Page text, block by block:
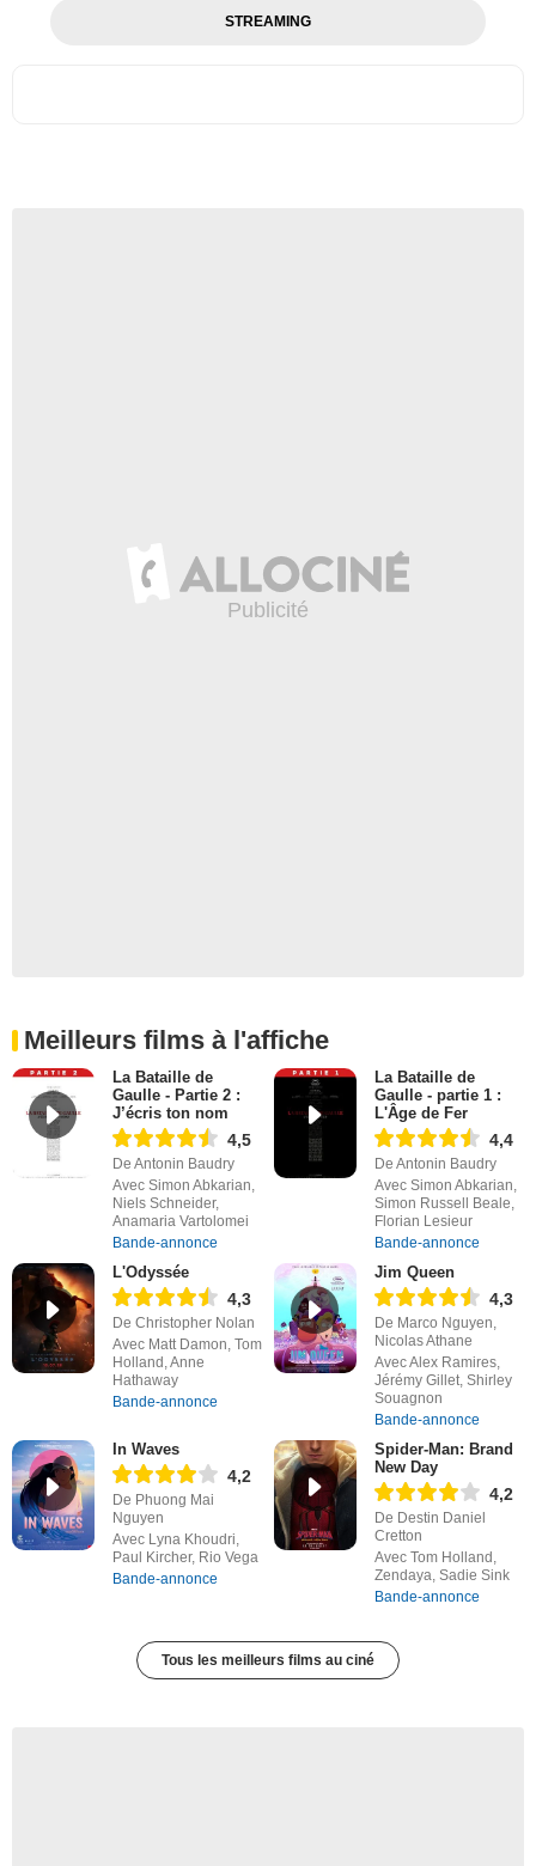
STREAMING
Meilleurs films à l'affiche
La Bataille de
Gaulle - Partie 2 :
J’écris ton nom
4,5
De Antonin Baudry
Avec Simon Abkarian,
Niels Schneider,
Anamaria Vartolomei
Bande-annonce
La Bataille de
Gaulle - partie 1 :
L'Âge de Fer
4,4
De Antonin Baudry
Avec Simon Abkarian,
Simon Russell Beale,
Florian Lesieur
Bande-annonce
L'Odyssée
4,3
De Christopher Nolan
Avec Matt Damon, Tom
Holland, Anne
Hathaway
Bande-annonce
Jim Queen
4,3
De Marco Nguyen,
Nicolas Athane
Avec Alex Ramires,
Jérémy Gillet, Shirley
Souagnon
Bande-annonce
In Waves
4,2
De Phuong Mai
Nguyen
Avec Lyna Khoudri,
Paul Kircher, Rio Vega
Bande-annonce
Spider-Man: Brand
New Day
4,2
De Destin Daniel
Cretton
Avec Tom Holland,
Zendaya, Sadie Sink
Bande-annonce
Tous les meilleurs films au ciné